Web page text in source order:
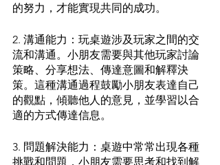
的努力，才能實現共同的成功。
2. 溝通能力：玩桌遊涉及玩家之間的交
流和溝通。小朋友需要與其他玩家討論
策略、分享想法、傳達意圖和解釋決
策。這種溝通過程鼓勵小朋友表達自己
的觀點，傾聽他人的意見，並學習以合
適的方式傳達信息。
3. 問題解決能力：桌遊中常常出現各種
挑戰和問題，小朋友需要思考和找到解